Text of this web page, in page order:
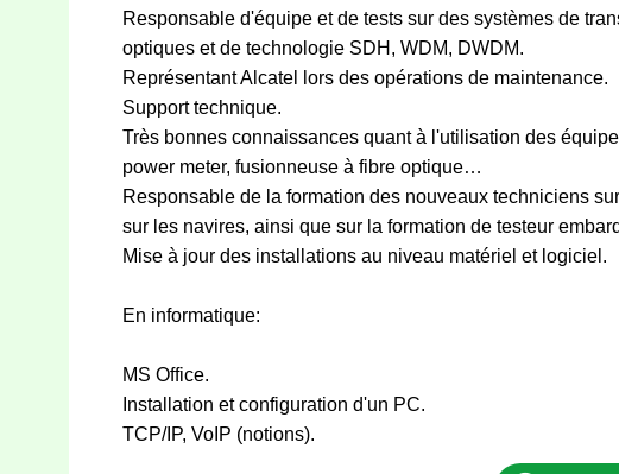
Responsable d'équipe et de tests sur des systèmes de
optiques et de technologie SDH, WDM, DWDM.
Représentant Alcatel lors des opérations de maintenance.
Support technique.
Très bonnes connaissances quant à l'utilisation des
power meter, fusionneuse à fibre optique…
Responsable de la formation des nouveaux techniciens
sur les navires, ainsi que sur la formation de testeur
Mise à jour des installations au niveau matériel et logiciel.
En informatique:
MS Office.
Installation et configuration d'un PC.
TCP/IP, VoIP (notions).